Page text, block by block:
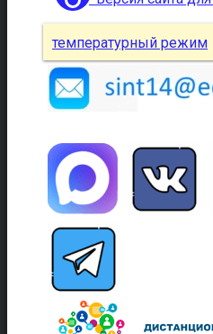
температурный режим